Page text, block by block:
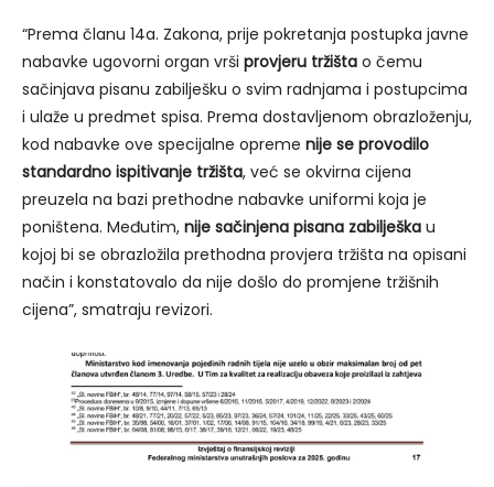
“Prema članu 14a. Zakona, prije pokretanja postupka javne
nabavke ugovorni organ vrši provjeru tržišta o čemu
sačinjava pisanu zabilješku o svim radnjama i postupcima
i ulaže u predmet spisa. Prema dostavljenom obrazloženju,
kod nabavke ove specijalne opreme nije se provodilo
standardno ispitivanje tržišta, već se okvirna cijena
preuzela na bazi prethodne nabavke uniformi koja je
poništena. Međutim, nije sačinjena pisana zabilješka u
kojoj bi se obrazložila prethodna provjera tržišta na opisani
način i konstatovalo da nije došlo do promjene tržišnih
cijena”, smatraju revizori.